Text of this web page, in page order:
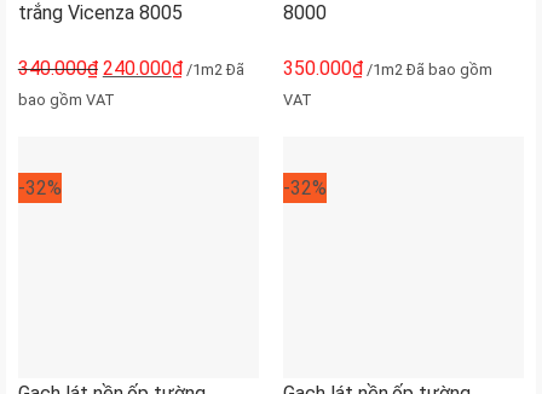
trắng Vicenza 8005
340.000₫ 240.000₫/1m2 Đã
bao gồm VAT
8000
350.000₫/1m2 Đã bao gồm
VAT
-32% -32%